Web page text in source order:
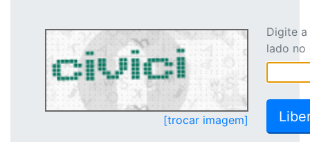
[trocar imagem]
Digite
lado no